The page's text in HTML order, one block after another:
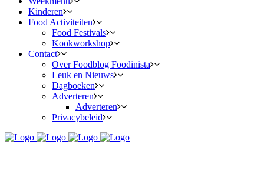
Kinderen
Food Activiteiten
Food Festivals
Kookworkshop
Contact
Over Foodblog Foodinista
Leuk en Nieuws
Dagboeken
Adverteren
Adverteren
Privacybeleid